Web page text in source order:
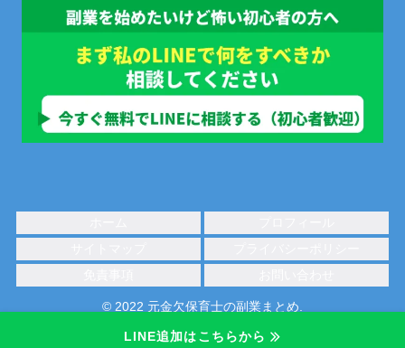
LINE追加はこちらから
© 2022 元金欠保育士の副業まとめ.